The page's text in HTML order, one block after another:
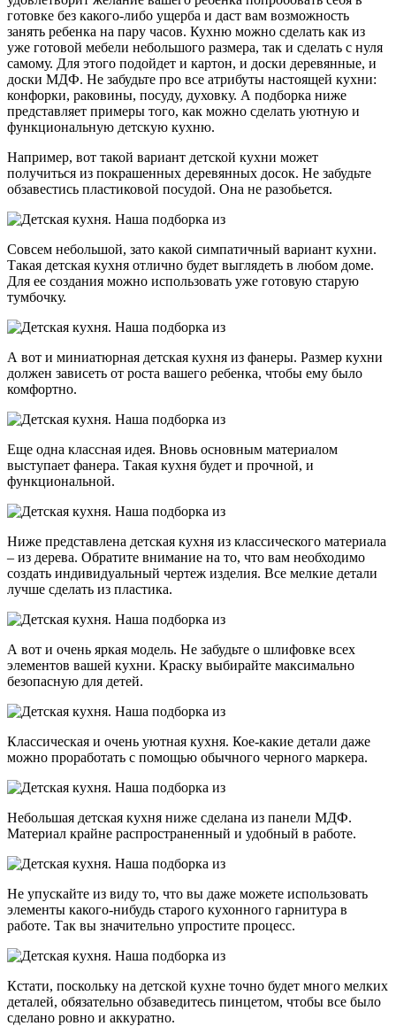
готовке без какого-либо ущерба и даст вам возможность
занять ребенка на пару часов. Кухню можно сделать как из
уже готовой мебели небольшого размера, так и сделать с нуля
самому. Для этого подойдет и картон, и доски деревянные, и
доски МДФ. Не забудьте про все атрибуты настоящей кухни:
конфорки, раковины, посуду, духовку. А подборка ниже
представляет примеры того, как можно сделать уютную и
функциональную детскую кухню.
Например, вот такой вариант детской кухни может
получиться из покрашенных деревянных досок. Не забудьте
обзавестись пластиковой посудой. Она не разобьется.
Совсем небольшой, зато какой симпатичный вариант кухни.
Такая детская кухня отлично будет выглядеть в любом доме.
Для ее создания можно использовать уже готовую старую
тумбочку.
А вот и миниатюрная детская кухня из фанеры. Размер кухни
должен зависеть от роста вашего ребенка, чтобы ему было
комфортно.
Еще одна классная идея. Вновь основным материалом
выступает фанера. Такая кухня будет и прочной, и
функциональной.
Ниже представлена детская кухня из классического материала
– из дерева. Обратите внимание на то, что вам необходимо
создать индивидуальный чертеж изделия. Все мелкие детали
лучше сделать из пластика.
А вот и очень яркая модель. Не забудьте о шлифовке всех
элементов вашей кухни. Краску выбирайте максимально
безопасную для детей.
Классическая и очень уютная кухня. Кое-какие детали даже
можно проработать с помощью обычного черного маркера.
Небольшая детская кухня ниже сделана из панели МДФ.
Материал крайне распространенный и удобный в работе.
Не упускайте из виду то, что вы даже можете использовать
элементы какого-нибудь старого кухонного гарнитура в
работе. Так вы значительно упростите процесс.
Кстати, поскольку на детской кухне точно будет много мелких
деталей, обязательно обзаведитесь пинцетом, чтобы все было
сделано ровно и аккуратно.